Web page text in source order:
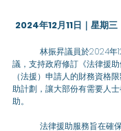
2024年12月11日｜星期三
議，支持政府修訂《法律援
（法援）申請人的財務資格
助計劃，讓大部份有需要人
助。